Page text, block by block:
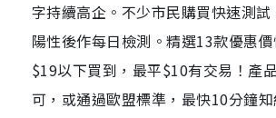
字持續高企。不少市民購買快速測
陽性後作每日檢測。精選13款優惠
$19以下買到，最平$10有交易！產
可，或通過歐盟標準，最快10分鐘知